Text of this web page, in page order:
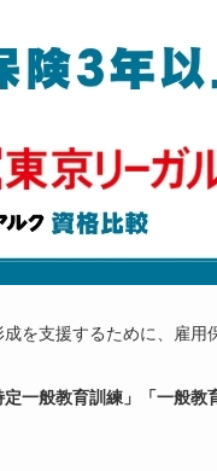
を支援するために、雇用
一般教育訓練」「一般教